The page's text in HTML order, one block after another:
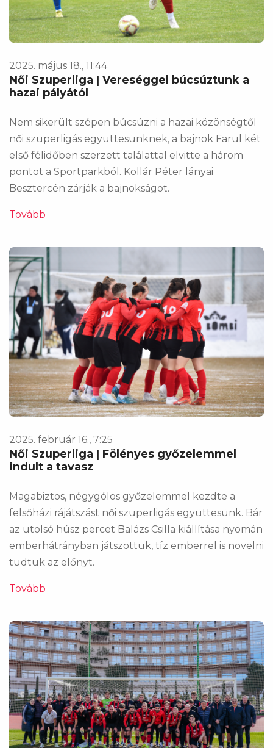
2025. május 18., 11:44
Női Szuperliga | Vereséggel búcsúztunk a
hazai pályától
Nem sikerült szépen búcsúzni a hazai közönségtől
női szuperligás együttesünknek, a bajnok Farul két
első félidőben szerzett találattal elvitte a három
pontot a Sportparkból. Kollár Péter lányai
Besztercén zárják a bajnokságot.
Tovább
2025. február 16., 7:25
Női Szuperliga | Fölényes győzelemmel
indult a tavasz
Magabiztos, négygólos győzelemmel kezdte a
felsőházi rájátszást női szuperligás együttesünk. Bár
az utolsó húsz percet Balázs Csilla kiállítása nyomán
emberhátrányban játszottuk, tíz emberrel is növelni
tudtuk az előnyt.
Tovább